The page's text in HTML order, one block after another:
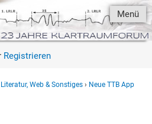
Menü
Registrieren
Literatur, Web & Sonstiges › Neue TTB App